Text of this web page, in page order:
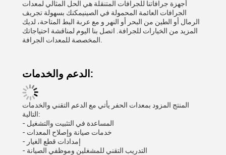
أجهزة جرافاتنا للجرافات المتنقلة هي الحل المثالي لمعدات
الجرافات العائمة المحمولة في الصينيمكنك بسهولة تجريف
الرمال أو الطين من البحر أو النهر و مع عربة البط المتاحة، لديك
المزيد من الخيارات للجرافة. اتصل بنا اليوم لمناقشة احتياجاتك
الدعم والخدمات:
المنتج المزود بمعدات الحفر يأتي مع الدعم التقني والخدمات
التالية:
- المساعدة في التثبيت والتشغيل
- خدمات صيانة وإصلاح المعدات
- إمدادات قطع الغيار
- التدريب التقني للمشغلين وموظفي الصيانة